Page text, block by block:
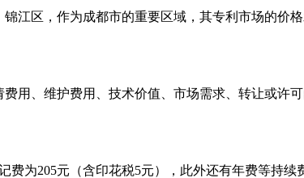
江区，作为成都市的重要区域，其专利市场的价
用、维护费用、技术价值、市场需求、转让或许
为205元（含印花税5元），此外还有年费等持